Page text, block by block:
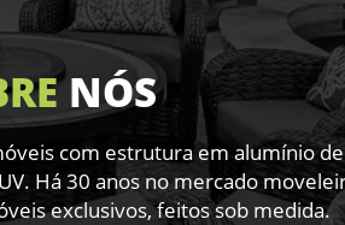
NÓS
com estrutura em alumínio
Há 30 anos no mercado
exclusivos, feitos sob medida.